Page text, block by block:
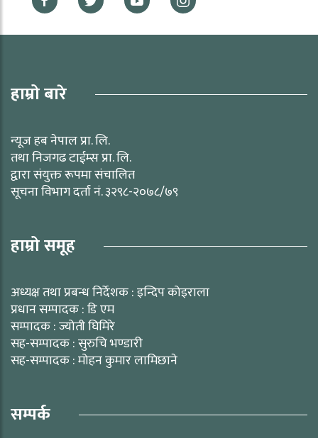
हाम्रो बारे
न्यूज हब नेपाल प्रा. लि.
तथा निजगढ टाईम्स प्रा. लि.
द्वारा संयुक्त रूपमा संचालित
सूचना विभाग दर्ता नं. ३२९८-२०७८/७९
हाम्रो समूह
अध्यक्ष तथा प्रबन्ध निर्देशक : इन्दिप कोइराला
प्रधान सम्पादक : डि एम
सम्पादक : ज्योती घिमिरे
सह-सम्पादक : सुरुचि भण्डारी
सह-सम्पादक : मोहन कुमार लामिछाने
सम्पर्क